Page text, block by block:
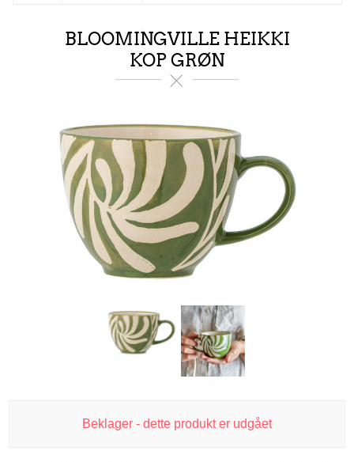
BLOOMINGVILLE HEIKKI
KOP GRØN
Beklager - dette produkt er udgået